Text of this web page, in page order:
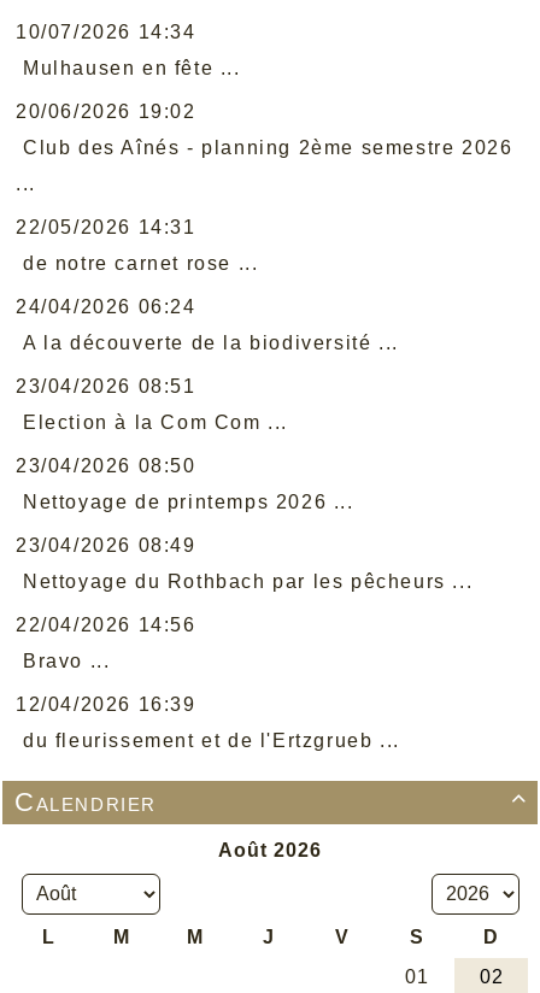
10/07/2026 14:34
Mulhausen en fête ...
20/06/2026 19:02
Club des Aînés - planning 2ème semestre 2026
...
22/05/2026 14:31
de notre carnet rose ...
24/04/2026 06:24
A la découverte de la biodiversité ...
23/04/2026 08:51
Election à la Com Com ...
23/04/2026 08:50
Nettoyage de printemps 2026 ...
23/04/2026 08:49
Nettoyage du Rothbach par les pêcheurs ...
22/04/2026 14:56
Bravo ...
12/04/2026 16:39
du fleurissement et de l'Ertzgrueb ...

Calendrier